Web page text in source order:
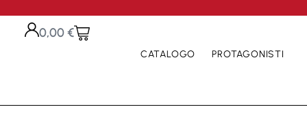
0,00€
CATALOGO PROTAGONISTI